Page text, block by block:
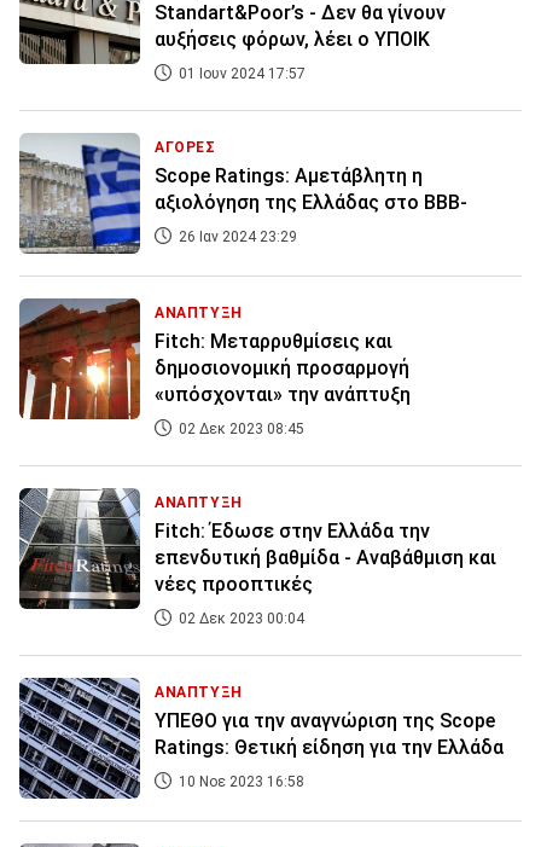
Standart&Poor’s - Δεν θα γίνουν
αυξήσεις φόρων, λέει ο ΥΠΟΙΚ
01 Ιουν 2024 17:57
ΑΓΟΡΕΣ
Scope Ratings: Αμετάβλητη η
αξιολόγηση της Ελλάδας στο BBB-
26 Ιαν 2024 23:29
ΑΝΑΠΤΥΞΗ
Fitch: Μεταρρυθμίσεις και
δημοσιονομική προσαρμογή
«υπόσχονται» την ανάπτυξη
02 Δεκ 2023 08:45
ΑΝΑΠΤΥΞΗ
Fitch: Έδωσε στην Ελλάδα την
επενδυτική βαθμίδα - Αναβάθμιση και
νέες προοπτικές
02 Δεκ 2023 00:04
ΑΝΑΠΤΥΞΗ
ΥΠΕΘΟ για την αναγνώριση της Scope
Ratings: Θετική είδηση για την Ελλάδα
10 Νοε 2023 16:58